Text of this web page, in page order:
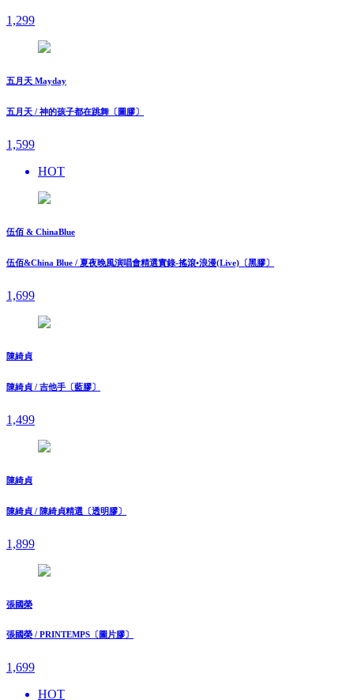
1,299
五月天 Mayday
五月天 / 神的孩子都在跳舞〔圖膠〕
1,599
HOT
伍佰 & ChinaBlue
伍佰&China Blue / 夏夜晚風演唱會精選實錄-搖滾•浪漫(Live)〔黑膠〕
1,699
陳綺貞
陳綺貞 / 吉他手〔藍膠〕
1,499
陳綺貞
陳綺貞 / 陳綺貞精選〔透明膠〕
1,899
張國榮
張國榮 / PRINTEMPS〔圖片膠〕
1,699
HOT